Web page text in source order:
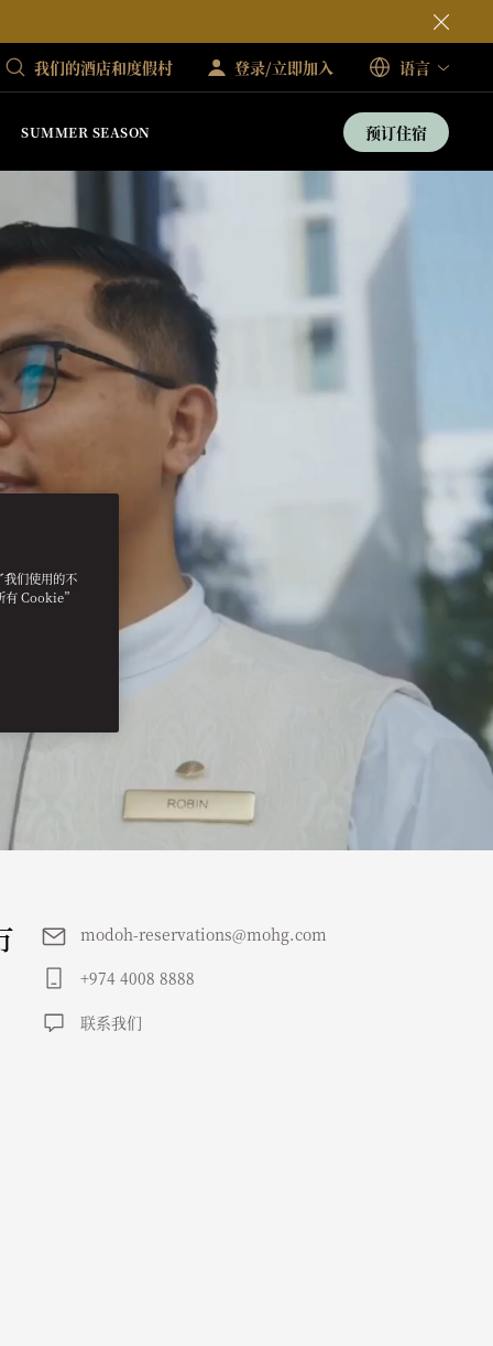
我们的酒店和度假村 登录/立即加入 语言
SUMMER SEASON 预订住宿
modoh-reservations@mohg.com
+974 4008 8888
联系我们
们使用的不
有 Cookie”